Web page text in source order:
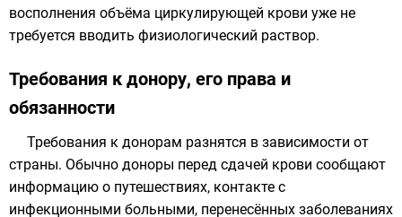
восполнения объёма циркулирующей крови уже не
требуется вводить физиологический раствор.
Требования к донору, его права и
обязанности
Требования к донорам разнятся в зависимости от
страны. Обычно доноры перед сдачей крови сообщают
информацию о путешествиях, контакте с
инфекционными больными, перенесённых заболеваниях